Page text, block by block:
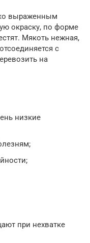
выраженным
окраску, по форме
Мякоть нежная,
с
на
низкие
при нехватке